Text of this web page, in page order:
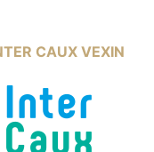
CAUX VEXIN